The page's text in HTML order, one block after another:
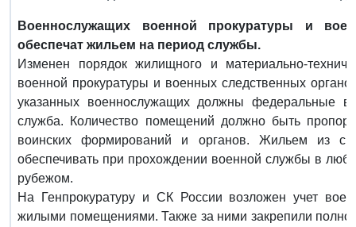
Военнослужащих военной прокуратуры и
обеспечат жильем на период службы.
Изменен порядок жилищного и материально-
военной прокуратуры и военных следственных
указанных военнослужащих должны федеральные
служба. Количество помещений должно быть
воинских формирований и органов. Жильем из
обеспечивать при прохождении военной службы в
рубежом.
На Генпрокуратуру и СК России возложен учет
жилыми помещениями. Также за ними закрепили